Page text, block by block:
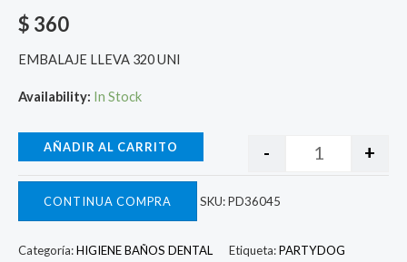
$ 360
EMBALAJE LLEVA 320 UNI
Availability: In Stock
- +
AÑADIR AL CARRITO
CONTINUA COMPRA SKU:PD36045
Categoría:HIGIENE BAÑOS DENTAL Etiqueta:PARTYDOG